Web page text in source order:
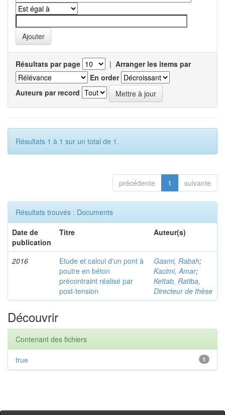
Résultats par page | Arranger les items par
En order
Auteurs par record
Résultats 1 à 1 sur un total de 1.
précédente 1 suivante
Résultats trouvés : Documents
Date de
publication
Titre Auteur(s)
2016
Etude et calcul d'un pont à
poutre en béton
précontraint réalisé par
post-tension
Gasmi, Rabah;
Kacimi, Amar;
Kettab, Ratiba,
Directeur de thèse
Découvrir
Contenant des fichiers
1
true